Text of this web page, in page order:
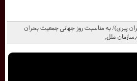
پیری)/ به مناسبت روز جهانی جمعیت بحران
ملل,